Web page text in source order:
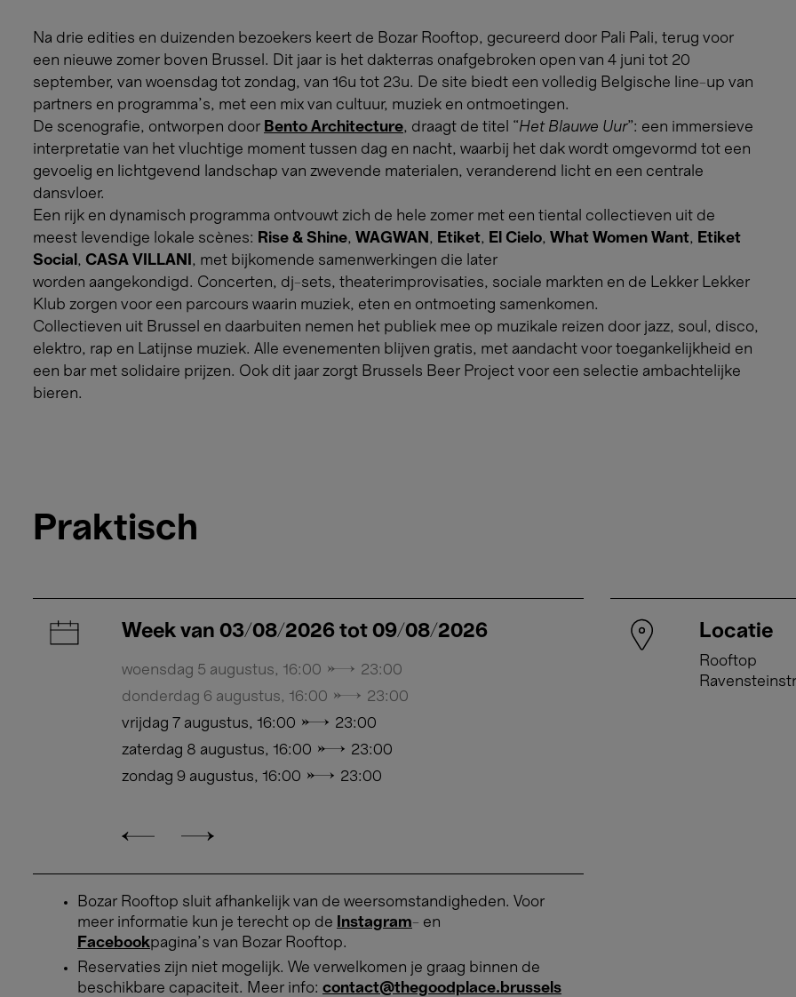
Na drie edities en duizenden bezoekers keert de Bozar Rooftop, gecureerd door Pali Pali, terug voor
een nieuwe zomer boven Brussel. Dit jaar is het dakterras onafgebroken open van 4 juni tot 20
september, van woensdag tot zondag, van 16u tot 23u. De site biedt een volledig Belgische line-up van
partners en programma’s, met een mix van cultuur, muziek en ontmoetingen.
De scenografie, ontworpen door Bento Architecture, draagt de titel “Het Blauwe Uur”: een immersieve
interpretatie van het vluchtige moment tussen dag en nacht, waarbij het dak wordt omgevormd tot een
gevoelig en lichtgevend landschap van zwevende materialen, veranderend licht en een centrale
dansvloer.
Een rijk en dynamisch programma ontvouwt zich de hele zomer met een tiental collectieven uit de
meest levendige lokale scènes: Rise & Shine, WAGWAN , Etiket, El Cielo, What Women Want, Etiket
Social , CASA VILLANI , met bijkomende samenwerkingen die later
worden aangekondigd. Concerten, dj-sets, theaterimprovisaties, sociale markten en de Lekker Lekker
Klub zorgen voor een parcours waarin muziek, eten en ontmoeting samenkomen.
Collectieven uit Brussel en daarbuiten nemen het publiek mee op muzikale reizen door jazz, soul, disco,
elektro, rap en Latijnse muziek. Alle evenementen blijven gratis, met aandacht voor toegankelijkheid en
een bar met solidaire prijzen. Ook dit jaar zorgt Brussels Beer Project voor een selectie ambachtelijke
bieren.
Praktisch
Week van 03/08/2026 tot 09/08/2026
woensdag 5 augustus, 16:00 → 23:00
donderdag 6 augustus, 16:00 → 23:00
vrijdag 7 augustus, 16:00 → 23:00
zaterdag 8 augustus, 16:00 → 23:00
zondag 9 augustus, 16:00 → 23:00
Week van 10/08/
woensdag 12 augustus,
Locatie
Rooftop
Bozar Rooftop sluit afhankelijk van de weersomstandigheden. Voor
meer informatie kun je terecht op de
Instagram- en
Facebookpagina's van Bozar Rooftop.
Reservaties zijn niet mogelijk. We verwelkomen je graag binnen de
beschikbare capaciteit. Meer info: contact@thegoodplace.brussels